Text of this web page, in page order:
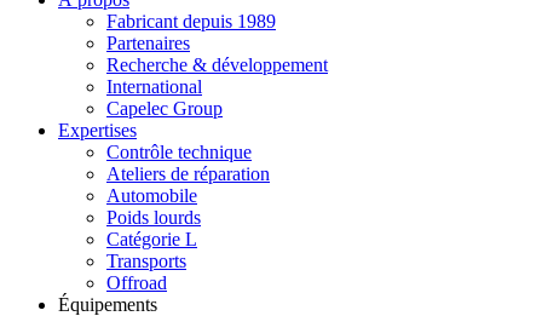
Fabricant depuis 1989
Partenaires
Recherche & développement
International
Capelec Group
Expertises
Contrôle technique
Ateliers de réparation
Automobile
Poids lourds
Catégorie L
Transports
Offroad
Équipements